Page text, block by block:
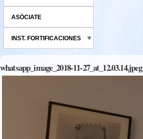
ASÓCIATE
INST. FORTIFICACIONES
whatsapp_image_2018-11-27_at_12.03.14.jpeg